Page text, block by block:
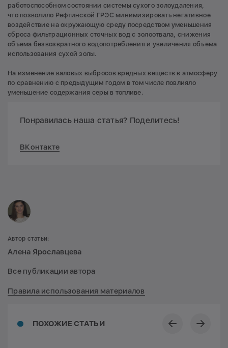
работоспособном состоянии системы сухого золоудаления,
что позволило Рефтинской ГРЭС минимизировать негативное
воздействие на окружающую среду посредством уменьшения
сброса фильтрационных сточных вод с золоотвала, снижения
объема безвозвратного водопотребления и увеличения объема
использования сухой золы.
На изменение валовых выбросов вредных веществ в атмосферу
по сравнению с предыдущим годом в том числе повлияло
уменьшение содержания серы в топливе.
Понравилась наша статья? Поделитесь!
ВКонтакте
ПОХОЖИЕ СТАТЬИ
Автор статьи:
Алена Ярославцева
Все публикации автора
Правила использования материалов